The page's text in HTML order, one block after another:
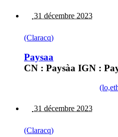
31 décembre 2023
(Claracq)
Paysaa
CN : Paysàa IGN :
31 décembre 2023
(Claracq)